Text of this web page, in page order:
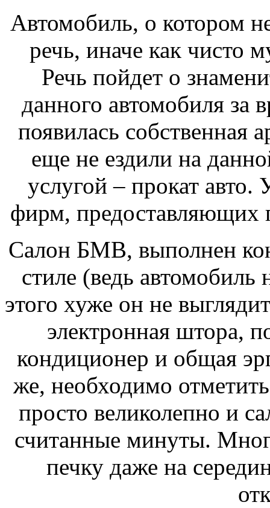
Автомобиль, о котором
речь, иначе как чисто
Речь пойдет о
данного автомобиля за
появилась собственная
еще не ездили на
услугой – прокат авто.
фирм, предоставляющих
Салон БМВ, выполнен
стиле (ведь автомобиль
этого хуже он не
электронная штора,
кондиционер и общая
же, необходимо
просто великолепно и
считанные минуты.
печку даже на